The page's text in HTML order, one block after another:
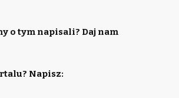
o tym napisali? Daj nam
Napisz: